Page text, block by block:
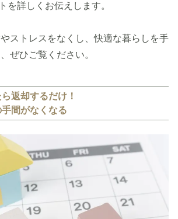
を詳しくお伝えします。
ストレスをなくし、快適な暮らしを手
ぜひご覧ください。
返却するだけ！
間がなくなる